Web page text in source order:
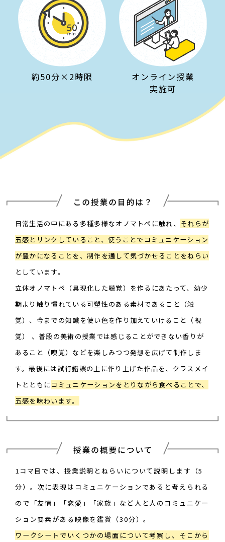
約50分×2時限
オンライン授業
実施可​
日常生活の中にある多種多様なオノマトペに触れ、 それらが
五感とリンクしていること、​ 使うことでコミュニケーション
が豊かになることを、制作を通して気づかせることをねらい
としています。​​
立体オノマトペ（具現化した聴覚）を作るにあたって、幼少
期より触り慣れている可塑性のある素材で​ あること（触
覚）、今までの知識を使い色を作り加えていけること（視
覚） 、普段の美術の授業では​感じることができない香りが
あること（嗅覚）などを楽しみつつ発想を広げて制作しま
す。​最後には試行錯誤の上に作り上げた作品を、クラスメイ
トとともにコミュニケーションをとりながら​食べることで、
五感を味わいます。
1コマ目では、授業説明とねらいについて説明します（5
分）。次に表現はコミュニケーションであると考えられる
ので「友情」「恋愛」「家族」など人と人のコミュニケー
ション要素がある映像を鑑賞（30分）。
ワークシートでいくつかの場面について考察し、そこから